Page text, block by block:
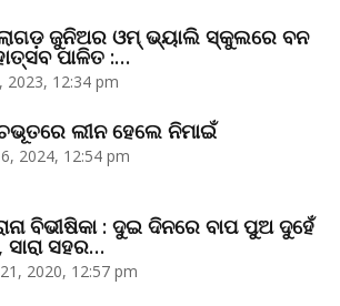
ଜୁନିଅର ଓମ୍‌ ଭ୍ୟାଲି ସ୍କୁଲରେ ବନ
ପାଳିତ :…
2023, 12:34 pm
ଲୀନ ହେଲେ ନିମାଇଁ
2024, 12:54 pm
ବିଭୀଷିକା : ଦୁଇ ଦିନରେ ବାପ ପୁଅ ଦୁହେଁ
ସହର…
2020, 12:57 pm